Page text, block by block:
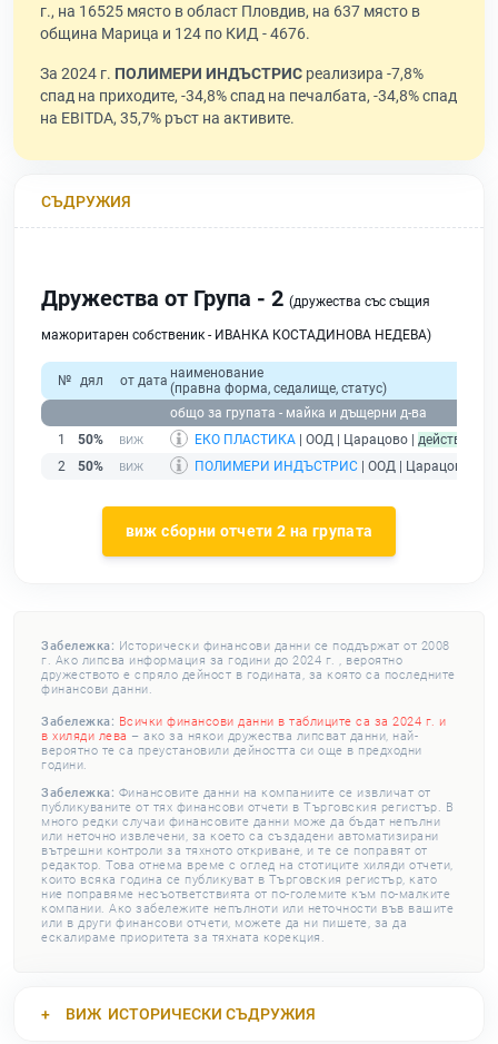
г., на 16525 място в област Пловдив, на 637 място в
община Марица и 124 по КИД - 4676.
За 2024 г. ПОЛИМЕРИ ИНДЪСТРИС реализира -7,8%
спад на приходите, -34,8% спад на печалбата, -34,8% спад
на EBITDA, 35,7% ръст на активите.
СЪДРУЖИЯ
Дружества от Група - 2 (дружества със същия
мажоритарен собственик - ИВАНКА КОСТАДИНОВА НЕДЕВА)
№ дял от дата наименование
(правна форма, седалище, статус)
общо за групата - майка и дъщерни д-ва
1
50% ЕКО ПЛАСТИКА | ООД | Царацово | действащ
2
50% ПОЛИМЕРИ ИНДЪСТРИС | ООД | Царацово |
виж сборни отчети 2 на групата
Забележка: Исторически финансови данни се поддържат от 2008
г. Ако липсва информация за години до 2024 г. , вероятно
дружеството е спряло дейност в годината, за която са последните
финансови данни.
Забележка: Всички финансови данни в таблиците са за 2024 г. и
в хиляди лева – ако за някои дружества липсват данни, най-
вероятно те са преустановили дейността си още в предходни
години.
Забележка: Финансовите данни на компаниите се извличат от
публикуваните от тях финансови отчети в Търговския регистър. В
много редки случаи финансовите данни може да бъдат непълни
или неточно извлечени, за което са създадени автоматизирани
вътрешни контроли за тяхното откриване, и те се поправят от
редактор. Това отнема време с оглед на стотиците хиляди отчети,
които всяка година се публикуват в Търговския регистър, като
ние поправяме несъответствията от по-големите към по-малките
компании. Ако забележите непълноти или неточности във вашите
или в други финансови отчети, можете да ни пишете, за да
ескалираме приоритета за тяхната корекция.
ВИЖ ИСТОРИЧЕСКИ СЪДРУЖИЯ